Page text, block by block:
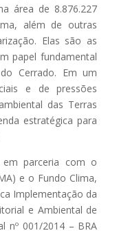
área de 8.876.227
além de outras
Elas são as
papel fundamental
Cerrado. Em um
e de pressões
das Terras
estratégica para
em parceria com o
e o Fundo Clima,
Implementação da
e Ambiental de
nº 001/2014 – BRA